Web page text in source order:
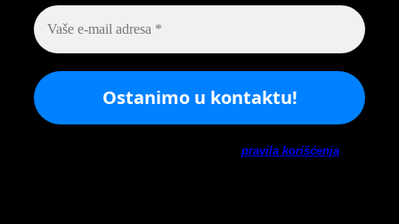
pravila korišćenjaza